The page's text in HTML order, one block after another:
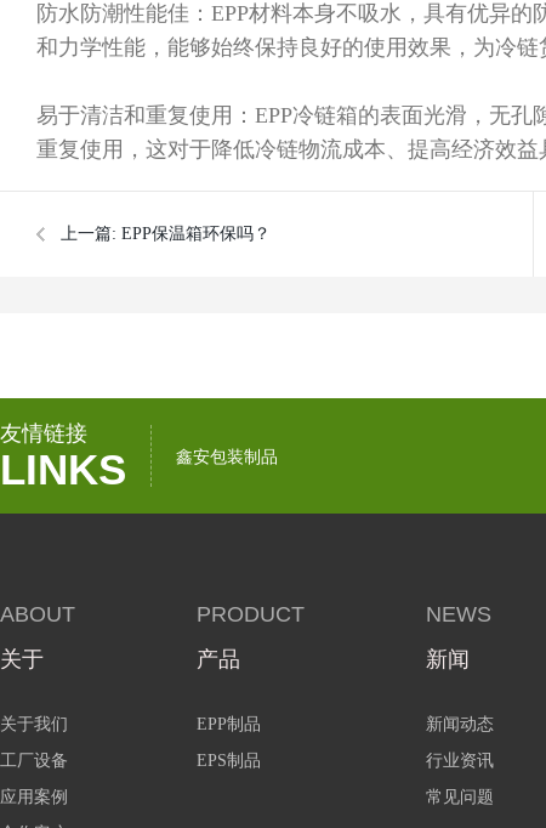
防水防潮性能佳 ： EPP材料本身不吸水，具有优异的
和力学性能，能够始终保持良好的使用效果，为冷
易于清洁和重复使用 ： EPP冷链箱的表面光滑，无孔
重复使用，这对于降低冷链物流成本、提高经济效益
上一篇: EPP保温箱环保吗？
友情链接
LINKS 鑫安包装制品
ABOUT
关于
关于我们
工厂设备
应用案例
PRODUCT
产品
EPP制品
EPS制品
NEWS
新闻
新闻动态
行业资讯
常见问题